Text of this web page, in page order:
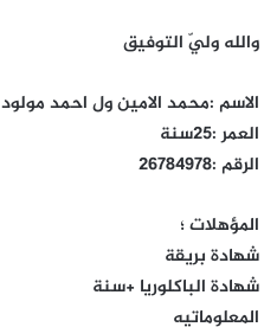
والله وليّ التوفيق
الاسم :محمد الامين ول احمد مولود
العمر :25سنة
الرقم :26784978
المؤهلات ؛
شهادة بريقة
شهادة الباكلوريا +سنة
المعلوماتيه